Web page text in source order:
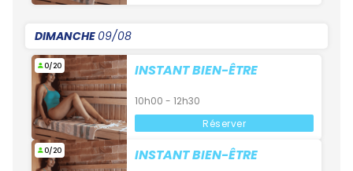
DIMANCHE 09/08
0/20 INSTANT BIEN-ÊTRE
10h00 - 12h30
Réserver
0/20 INSTANT BIEN-ÊTRE